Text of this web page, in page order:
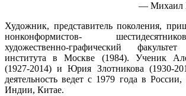
— Михаил
Художник, представитель поколения,
нонконформистов-
художественно-графический факультет
института в Москве (1984). Ученик
(1927-2014) и Юрия Злотникова (1930-
деятельность ведет с 1979 года в
Индии, Китае.